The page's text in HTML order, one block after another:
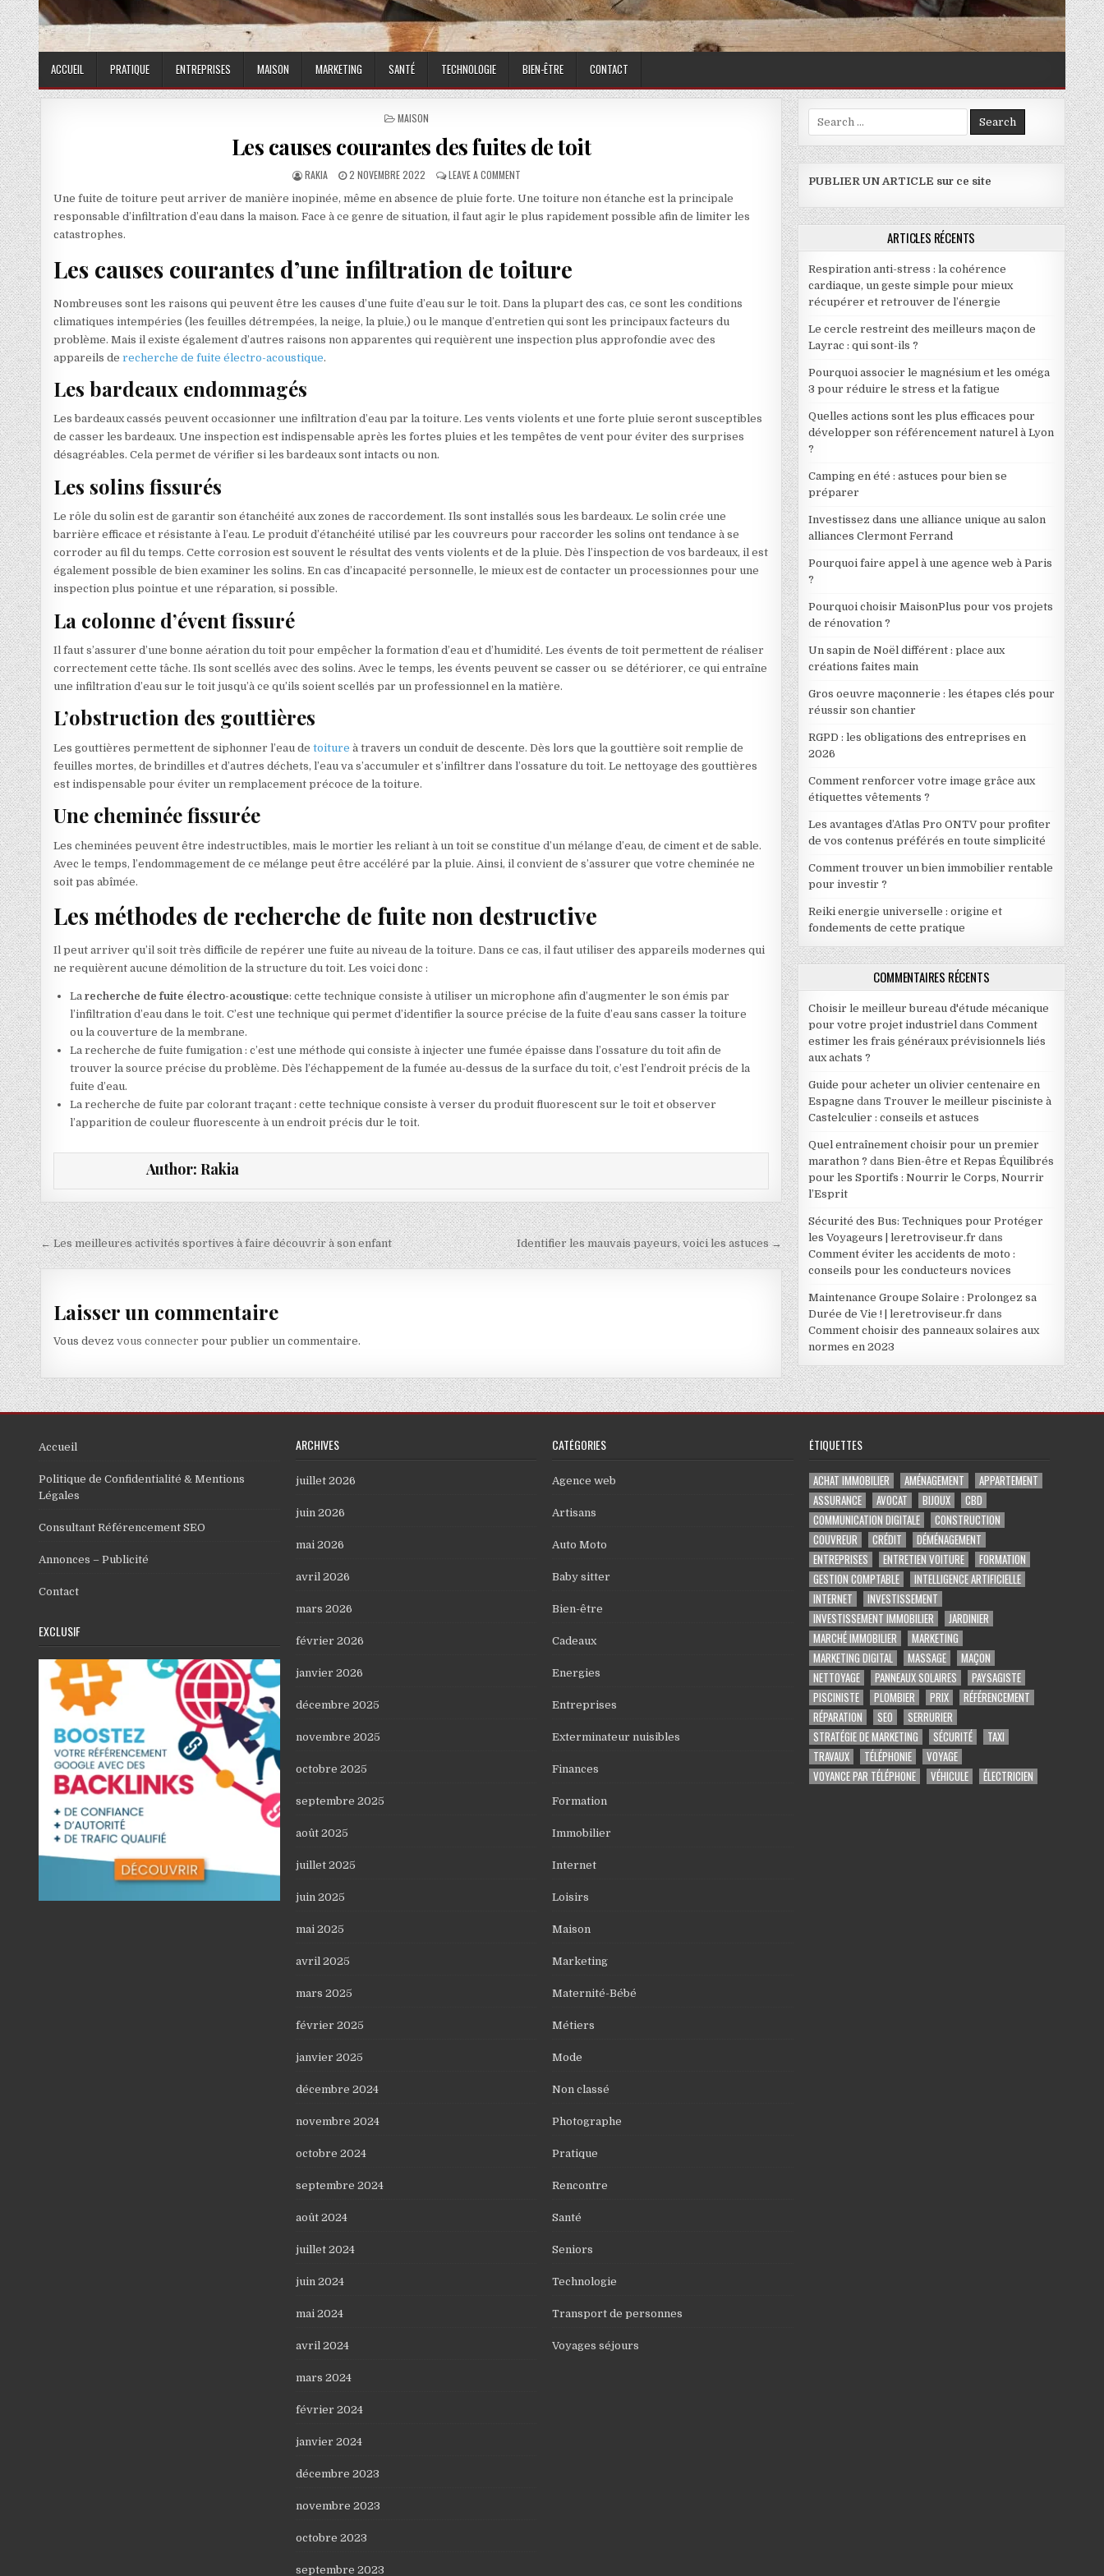
ACCUEIL PRATIQUE ENTREPRISES MAISON MARKETING SANTÉ TECHNOLOGIE BIEN-ÊTRE CONTACT
POSTED IN
MAISON
Les causes courantes des fuites de toit
AUTHOR:
RAKIA PUBLISHED DATE:
2 NOVEMBRE 2022 LEAVE A COMMENT
Une fuite de toiture peut arriver de manière inopinée, même en absence de pluie forte. Une toiture non étanche est la principale
responsable d’infiltration d’eau dans la maison. Face à ce genre de situation, il faut agir le plus rapidement possible afin de limiter les
catastrophes.
Les causes courantes d’une infiltration de toiture
Nombreuses sont les raisons qui peuvent être les causes d’une fuite d’eau sur le toit. Dans la plupart des cas, ce sont les conditions
climatiques intempéries (les feuilles détrempées, la neige, la pluie,) ou le manque d’entretien qui sont les principaux facteurs du
problème. Mais il existe également d’autres raisons non apparentes qui requièrent une inspection plus approfondie avec des
appareils derecherche de fuite électro-acoustique.
Les bardeaux endommagés
Les bardeaux cassés peuvent occasionner une infiltration d’eau par la toiture. Les vents violents et une forte pluie seront susceptibles
de casser les bardeaux. Une inspection est indispensable après les fortes pluies et les tempêtes de vent pour éviter des surprises
désagréables. Cela permet de vérifier si les bardeaux sont intacts ou non.
Les solins fissurés
Le rôle du solin est de garantir son étanchéité aux zones de raccordement. Ils sont installés sous les bardeaux. Le solin crée une
barrière efficace et résistante à l’eau. Le produit d’étanchéité utilisé par les couvreurs pour raccorder les solins ont tendance à se
corroder au fil du temps. Cette corrosion est souvent le résultat des vents violents et de la pluie. Dès l’inspection de vos bardeaux, il est
également possible de bien examiner les solins. En cas d’incapacité personnelle, le mieux est de contacter un processionnes pour une
inspection plus pointue et une réparation, si possible.
La colonne d’évent fissuré
Il faut s’assurer d’une bonne aération du toit pour empêcher la formation d’eau et d’humidité. Les évents de toit permettent de réaliser
correctement cette tâche. Ils sont scellés avec des solins. Avec le temps, les évents peuvent se casser ou se détériorer, ce qui entraîne
une infiltration d’eau sur le toit jusqu’à ce qu’ils soient scellés par un professionnel en la matière.
L’obstruction des gouttières
Les gouttières permettent de siphonner l’eau detoiture à travers un conduit de descente. Dès lors que la gouttière soit remplie de
feuilles mortes, de brindilles et d’autres déchets, l’eau va s’accumuler et s’infiltrer dans l’ossature du toit. Le nettoyage des gouttières
est indispensable pour éviter un remplacement précoce de la toiture.
Une cheminée fissurée
Les cheminées peuvent être indestructibles, mais le mortier les reliant à un toit se constitue d’un mélange d’eau, de ciment et de sable.
Avec le temps, l’endommagement de ce mélange peut être accéléré par la pluie. Ainsi, il convient de s’assurer que votre cheminée ne
soit pas abîmée.
Les méthodes de recherche de fuite non destructive
Il peut arriver qu’il soit très difficile de repérer une fuite au niveau de la toiture. Dans ce cas, il faut utiliser des appareils modernes qui
ne requièrent aucune démolition de la structure du toit. Les voici donc :
Larecherche de fuite électro-acoustique: cette technique consiste à utiliser un microphone afin d’augmenter le son émis par
l’infiltration d’eau dans le toit. C’est une technique qui permet d’identifier la source précise de la fuite d’eau sans casser la toiture
ou la couverture de la membrane.
La recherche de fuite fumigation : c’est une méthode qui consiste à injecter une fumée épaisse dans l’ossature du toit afin de
trouver la source précise du problème. Dès l’échappement de la fumée au-dessus de la surface du toit, c’est l’endroit précis de la
fuite d’eau.
La recherche de fuite par colorant traçant : cette technique consiste à verser du produit fluorescent sur le toit et observer
l’apparition de couleur fluorescente à un endroit précis dur le toit.
Author: Rakia
Navigation de l’article
← Les meilleures activités sportives à faire découvrir à son enfant Identifier les mauvais payeurs, voici les astuces →
Laisser un commentaire
Vous devezvous connecter pour publier un commentaire.
Search for:
PUBLIER UN ARTICLE sur ce site
ARTICLES RÉCENTS
Respiration anti-stress : la cohérence
cardiaque, un geste simple pour mieux
récupérer et retrouver de l’énergie
Le cercle restreint des meilleurs maçon de
Layrac : qui sont-ils ?
Pourquoi associer le magnésium et les oméga
3 pour réduire le stress et la fatigue
Quelles actions sont les plus efficaces pour
développer son référencement naturel à Lyon
?
Camping en été : astuces pour bien se
préparer
Investissez dans une alliance unique au salon
alliances Clermont Ferrand
Pourquoi faire appel à une agence web à Paris
?
Pourquoi choisir MaisonPlus pour vos projets
de rénovation ?
Un sapin de Noël différent : place aux
créations faites main
Gros oeuvre maçonnerie : les étapes clés pour
réussir son chantier
RGPD : les obligations des entreprises en
2026
Comment renforcer votre image grâce aux
étiquettes vêtements ?
Les avantages d’Atlas Pro ONTV pour profiter
de vos contenus préférés en toute simplicité
Comment trouver un bien immobilier rentable
pour investir ?
Reiki energie universelle : origine et
fondements de cette pratique
COMMENTAIRES RÉCENTS
Choisir le meilleur bureau d'étude mécanique
pour votre projet industrieldans Comment
estimer les frais généraux prévisionnels liés
aux achats ?
Guide pour acheter un olivier centenaire en
Espagne dans Trouver le meilleur pisciniste à
Castelculier : conseils et astuces
Quel entraînement choisir pour un premier
marathon ? dans Bien-être et Repas Équilibrés
pour les Sportifs : Nourrir le Corps, Nourrir
l’Esprit
Sécurité des Bus: Techniques pour Protéger
les Voyageurs | leretroviseur.fr dans
Comment éviter les accidents de moto :
conseils pour les conducteurs novices
Maintenance Groupe Solaire : Prolongez sa
Durée de Vie ! | leretroviseur.fr dans
Comment choisir des panneaux solaires aux
normes en 2023
Accueil
Politique de Confidentialité & Mentions
Légales
Consultant Référencement SEO
Annonces – Publicité
Contact
EXCLUSIF
ARCHIVES
juillet 2026
juin 2026
mai 2026
avril 2026
mars 2026
février 2026
janvier 2026
décembre 2025
novembre 2025
octobre 2025
septembre 2025
août 2025
juillet 2025
juin 2025
mai 2025
avril 2025
mars 2025
février 2025
janvier 2025
décembre 2024
novembre 2024
octobre 2024
septembre 2024
août 2024
juillet 2024
juin 2024
mai 2024
avril 2024
mars 2024
février 2024
janvier 2024
décembre 2023
novembre 2023
octobre 2023
septembre 2023
CATÉGORIES
Agence web
Artisans
Auto Moto
Baby sitter
Bien-être
Cadeaux
Energies
Entreprises
Exterminateur nuisibles
Finances
Formation
Immobilier
Internet
Loisirs
Maison
Marketing
Maternité-Bébé
Métiers
Mode
Non classé
Photographe
Pratique
Rencontre
Santé
Seniors
Technologie
Transport de personnes
Voyages séjours
ÉTIQUETTES
ACHAT IMMOBILIER AMÉNAGEMENT
APPARTEMENT
ASSURANCE
AVOCAT BIJOUX
CBD
COMMUNICATION DIGITALE
CONSTRUCTION
COUVREUR
CRÉDIT
DÉMÉNAGEMENT
ENTREPRISES
ENTRETIEN VOITURE
FORMATION
GESTION COMPTABLE
INTELLIGENCE ARTIFICIELLE
INTERNET
INVESTISSEMENT
INVESTISSEMENT IMMOBILIER
JARDINIER
MARCHÉ IMMOBILIER
MARKETING
MARKETING DIGITAL
MASSAGE
MAÇON
NETTOYAGE
PANNEAUX SOLAIRES
PAYSAGISTE
PISCINISTE
PLOMBIER PRIX
RÉFÉRENCEMENT
RÉPARATION
SEO
SERRURIER
STRATÉGIE DE MARKETING
SÉCURITÉ
TAXI
TRAVAUX
TÉLÉPHONIE
VOYAGE
VOYANCE PAR TÉLÉPHONE
VÉHICULE ÉLECTRICIEN